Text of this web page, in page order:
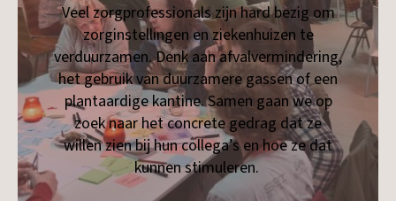
Veel zorgprofessionals zijn hard bezig om
zorginstellingen en ziekenhuizen te
verduurzamen. Denk aan afvalvermindering,
het gebruik van duurzamere gassen of een
plantaardige kantine. Samen gaan we op
zoek naar het concrete gedrag dat ze
willen zien bij hun collega’s en hoe ze dat
kunnen stimuleren.